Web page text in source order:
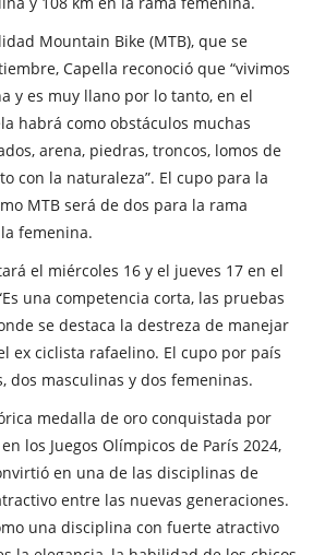
Mountain Bike (MTB), que se
Capella reconoció que “vivimos
y es muy llano por lo tanto, en el
habrá como obstáculos muchas
arena, piedras, troncos, lomos de
con la naturaleza”. El cupo para la
MTB será de dos para la rama
femenina.
el miércoles 16 y el jueves 17 en el
una competencia corta, las pruebas
se destaca la destreza de manejar
ex ciclista rafaelino. El cupo por país
dos masculinas y dos femeninas.
medalla de oro conquistada por
los Juegos Olímpicos de París 2024,
en una de las disciplinas de
entre las nuevas generaciones.
una disciplina con fuerte atractivo